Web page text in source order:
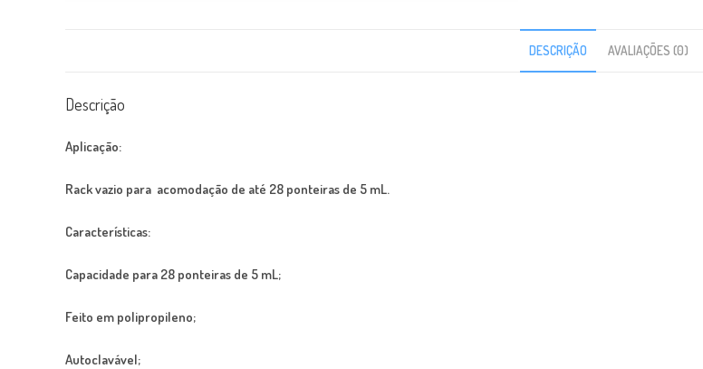
DESCRIÇÃO AVALIAÇÕES (0)
Descrição
Aplicação:
Rack vazio para acomodação de até 28 ponteiras de 5 mL.
Características:
Capacidade para 28 ponteiras de 5 mL;
Feito em polipropileno;
Autoclavável;